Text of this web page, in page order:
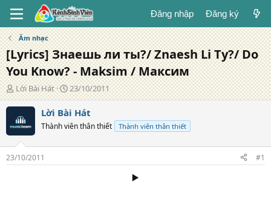
Đăng nhập Đăng ký
Âm nhạc
[Lyrics] Знаешь ли ты?/ Znaesh Li Ty?/ Do
You Know? - Maksim / Максим
T
á
c
g
i
ả
Lời Bài Hát
N
g
à
y
đ
g
23/10/2011
Lời Bài Hát
Thành viên thân thiết Thành viên thân thiết
23/10/2011 #1
▶️